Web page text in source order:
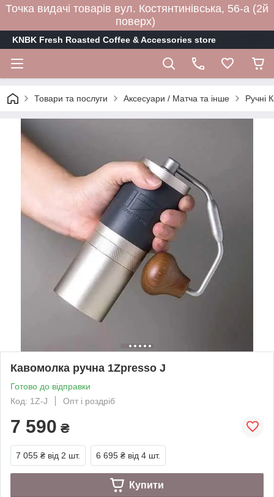
Точка видачі товарів вул. Костянтинівська, 56-а (2й
поверх)
KNBK Fresh Roasted Coffee & Accessories store
Товари та послуги Аксесуари / Матча та інше Ручні
Кавомолка ручна 1Zpresso J
Готово до відправки
Код: 1Z-J
Опт і роздріб
7 590 ₴
7 055 ₴ від 2 шт. 6 695 ₴ від 4 шт.
Купити